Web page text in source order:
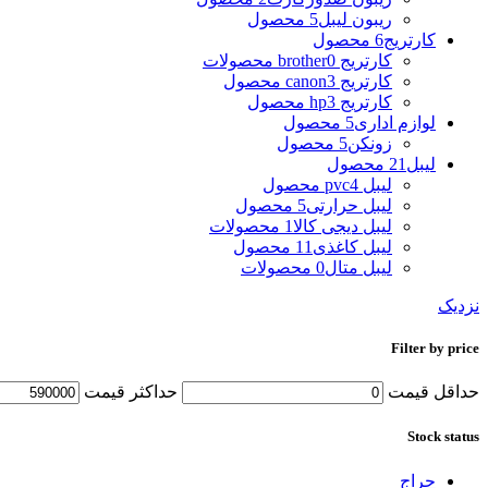
ریبون لیبل5 محصول
کارتریج6 محصول
کارتریج brother 0 محصولات
کارتریج canon 3 محصول
کارتریج hp 3 محصول
لوازم اداری5 محصول
زونکن5 محصول
لیبل 21 محصول
لیبل pvc 4 محصول
لیبل حرارتی5 محصول
لیبل دیجی کالا1 محصولات
لیبل کاغذی 11 محصول
لیبل متال0 محصولات
نزدیک
Filter by price
حداقل قیمت حداکثر قیمت
Stock status
حراج